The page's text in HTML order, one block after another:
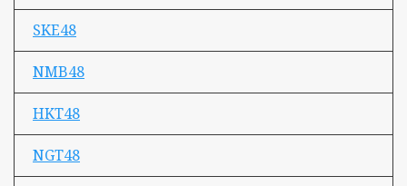
SKE48
NMB48
HKT48
NGT48